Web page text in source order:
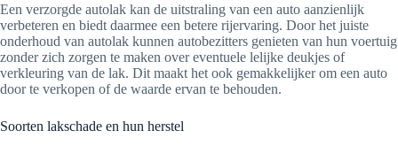
Een verzorgde autolak kan de uitstraling van een auto aanzienlijk
verbeteren en biedt daarmee een betere rijervaring. Door het juiste
onderhoud van autolak kunnen autobezitters genieten van hun voertuig
zonder zich zorgen te maken over eventuele lelijke deukjes of
verkleuring van de lak. Dit maakt het ook gemakkelijker om een auto
door te verkopen of de waarde ervan te behouden.
Soorten lakschade en hun herstel